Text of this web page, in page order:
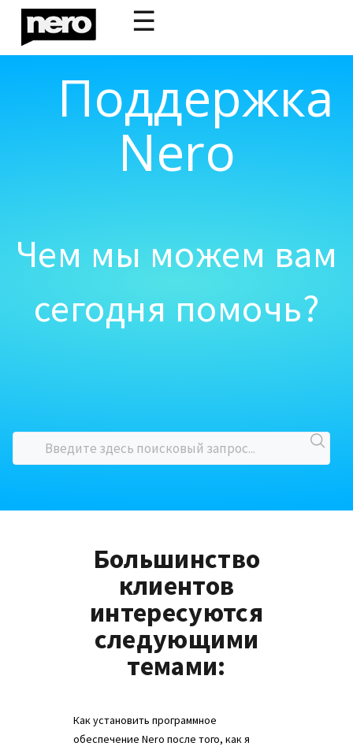
☰
Поддержка
Nero
Чем мы можем вам
сегодня помочь?
Большинство
клиентов
интересуются
следующими
темами:
Как установить программное
обеспечение Nero после того, как я